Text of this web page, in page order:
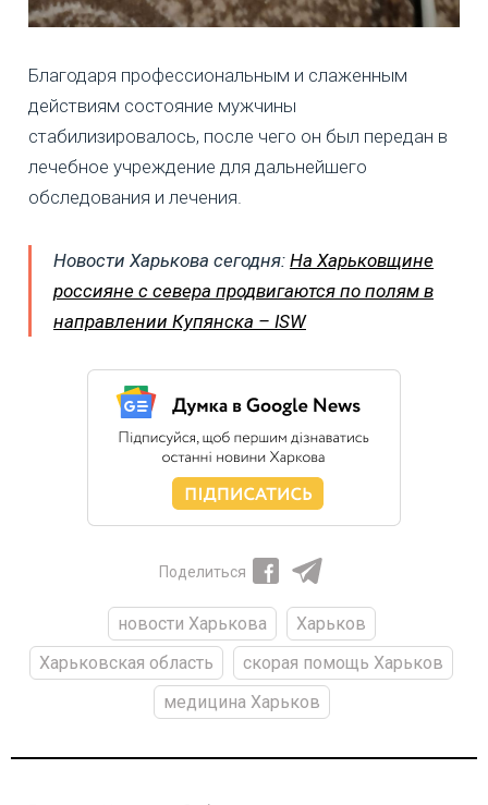
Благодаря профессиональным и слаженным
действиям состояние мужчины
стабилизировалось, после чего он был передан в
лечебное учреждение для дальнейшего
обследования и лечения.
Новости Харькова сегодня: На Харьковщине
россияне с севера продвигаются по полям в
направлении Купянска – ISW
Поделиться
новости Харькова
Харьков
Харьковская область
скорая помощь Харьков
медицина Харьков